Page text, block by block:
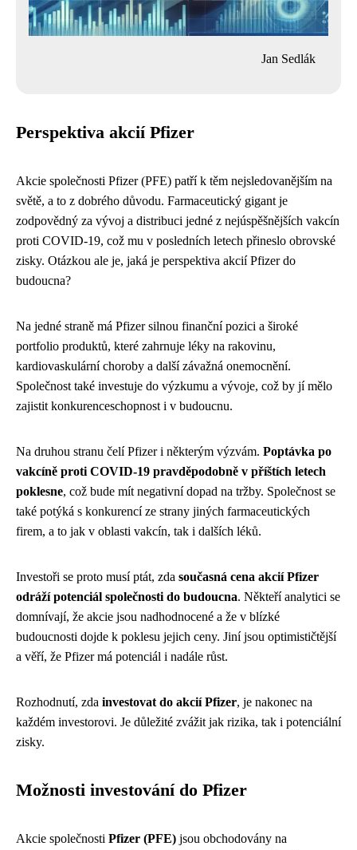
Jan Sedlák
Perspektiva akcií Pfizer
Akcie společnosti Pfizer (PFE) patří k těm nejsledovanějším na
světě, a to z dobrého důvodu. Farmaceutický gigant je
zodpovědný za vývoj a distribuci jedné z nejúspěšnějších vakcín
proti COVID-19, což mu v posledních letech přineslo obrovské
zisky. Otázkou ale je, jaká je perspektiva akcií Pfizer do
budoucna?
Na jedné straně má Pfizer silnou finanční pozici a široké
portfolio produktů, které zahrnuje léky na rakovinu,
kardiovaskulární choroby a další závažná onemocnění.
Společnost také investuje do výzkumu a vývoje, což by jí mělo
zajistit konkurenceschopnost i v budoucnu.
Na druhou stranu čelí Pfizer i některým výzvám. Poptávka po
vakcíně proti COVID-19 pravděpodobně v příštích letech
poklesne, což bude mít negativní dopad na tržby. Společnost se
také potýká s konkurencí ze strany jiných farmaceutických
firem, a to jak v oblasti vakcín, tak i dalších léků.
Investoři se proto musí ptát, zda současná cena akcií Pfizer
odráží potenciál společnosti do budoucna. Někteří analytici se
domnívají, že akcie jsou nadhodnocené a že v blízké
budoucnosti dojde k poklesu jejich ceny. Jiní jsou optimističtější
a věří, že Pfizer má potenciál i nadále růst.
Rozhodnutí, zda investovat do akcií Pfizer, je nakonec na
každém investorovi. Je důležité zvážit jak rizika, tak i potenciální
zisky.
Možnosti investování do Pfizer
Akcie společnosti Pfizer (PFE) jsou obchodovány na